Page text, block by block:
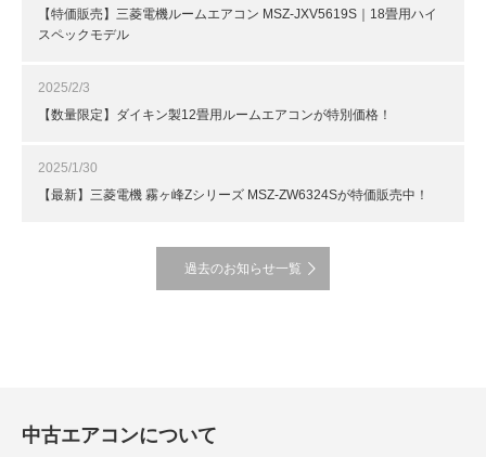
【特価販売】三菱電機ルームエアコン MSZ-JXV5619S｜18畳用ハイ
スペックモデル
2025/2/3
【数量限定】ダイキン製12畳用ルームエアコンが特別価格！
2025/1/30
【最新】三菱電機 霧ヶ峰Zシリーズ MSZ-ZW6324Sが特価販売中！
過去のお知らせ一覧
中古エアコンについて